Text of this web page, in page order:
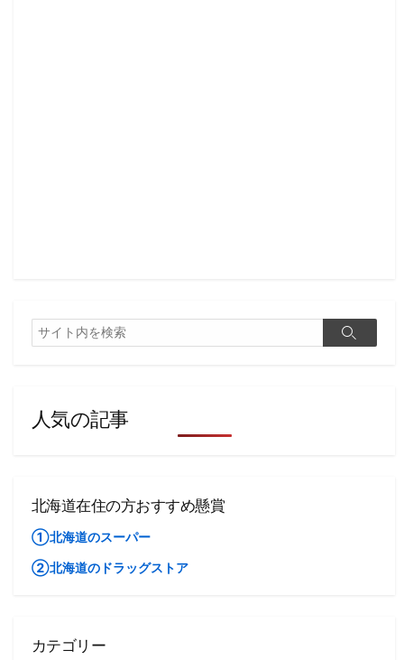
検
索
検
人気の記事
北海道在住の方おすすめ懸賞
①北海道のスーパー
②北海道のドラッグストア
カテゴリー